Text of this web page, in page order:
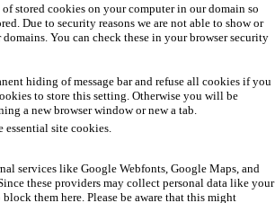
stored cookies on your computer in our domain so
Due to security reasons we are not able to show or
You can check these in your browser security
hiding of message bar and refuse all cookies if you
to store this setting. Otherwise you will be
a new browser window or new a tab.
site cookies.
services like Google Webfonts, Google Maps, and
these providers may collect personal data like your
them here. Please be aware that this might